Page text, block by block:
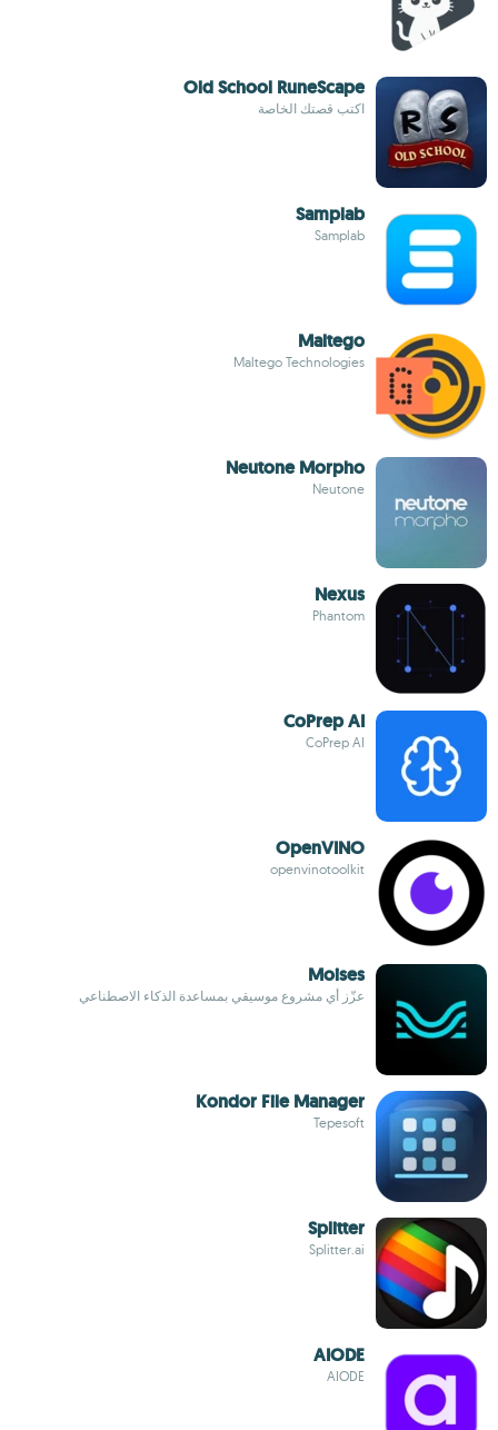
Old School RuneScape
اكتب قصتك الخاصة
Samplab
Samplab
Maltego
Maltego Technologies
Neutone Morpho
Neutone
Nexus
Phantom
CoPrep AI
CoPrep AI
OpenVINO
openvinotoolkit
Moises
عزّز أي مشروع موسيقي بمساعدة الذكاء الاصطناعي
Kondor File Manager
Tepesoft
Splitter
Splitter.ai
AIODE
AIODE